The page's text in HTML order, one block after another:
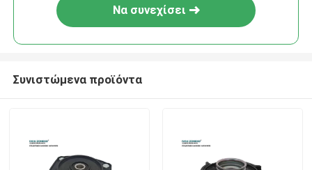
Να συνεχίσει
Συνιστώμενα προϊόντα